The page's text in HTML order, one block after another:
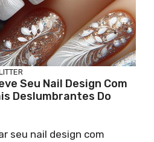
Seu Nail Design Com
Deslumbrantes Do
seu nail design com